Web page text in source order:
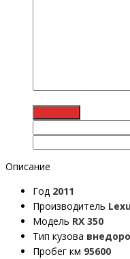
Описание
Год 2011
Производитель
Модель RX 350
Тип кузова
Пробег км 95600